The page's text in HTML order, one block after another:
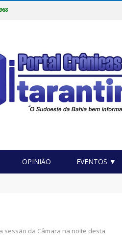
OPINIÃO EVENTOS ▼
desacelera no meio do ano?
sessão da Câmara na noite desta